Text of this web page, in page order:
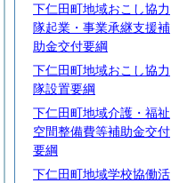
下仁田町地域おこし協力
隊起業・事業承継支援補
助金交付要綱
下仁田町地域おこし協力
隊設置要綱
下仁田町地域介護・福祉
空間整備費等補助金交付
要綱
下仁田町地域学校協働活